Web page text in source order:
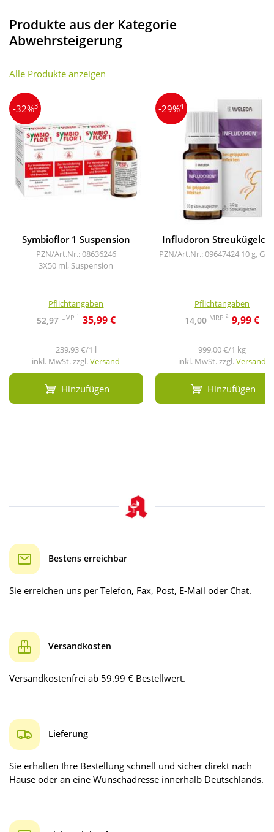
Produkte aus der Kategorie
Abwehrsteigerung
Alle Produkte anzeigen
-32%3
Symbioflor 1 Suspension
PZN/Art.Nr.: 08636246
3X50 ml, Suspension
Pflichtangaben
52,97 UVP 1 35,99 €
239,93 €/1 l
inkl. MwSt. zzgl.Versand
Hinzufügen
-29%4
Infludoron
PZN/Art.Nr.: 09647424 10 g,
Pflichtangaben
14,00 MRP2 9,99 €
999,00 €/1 kg
inkl. MwSt. zzgl.Versand
Hinzufügen
Bestens erreichbar
Sie erreichen uns per Telefon, Fax, Post, E-Mail oder Chat.
Versandkosten
Versandkostenfrei ab 59.99 € Bestellwert.
Lieferung
Sie erhalten Ihre Bestellung schnell und sicher direkt nach
Hause oder an eine Wunschadresse innerhalb Deutschlands.